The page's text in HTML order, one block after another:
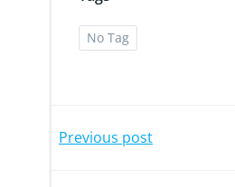
No Tag
Post
Previous post